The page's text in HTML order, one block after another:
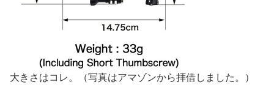
大きさはコレ。（写真はアマゾンから拝借しました。）